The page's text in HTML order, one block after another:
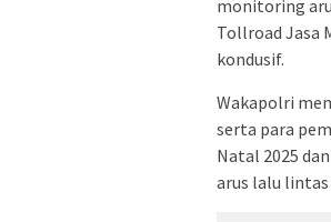
monitoring
Tollroad Jasa
kondusif.
Wakapolri
serta para
Natal 2025
arus lalu